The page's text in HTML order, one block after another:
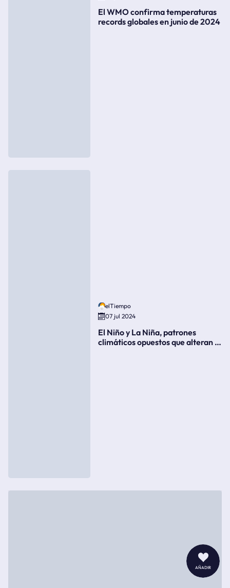
añadir
El WMO confirma temperaturas
records globales en junio de 2024
elTiempo
07 jul 2024
El Niño y La Niña, patrones
climáticos opuestos que alteran la